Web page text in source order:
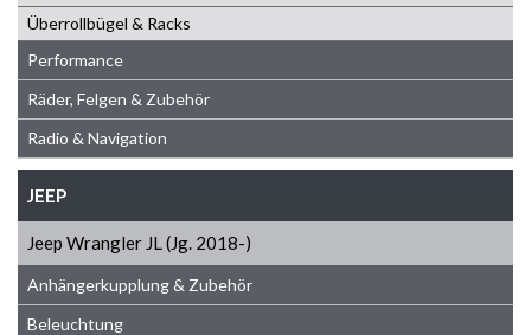
Überrollbügel & Racks
Performance
Räder, Felgen & Zubehör
Radio & Navigation
JEEP
Jeep Wrangler JL (Jg. 2018-)
Anhängerkupplung & Zubehör
Beleuchtung